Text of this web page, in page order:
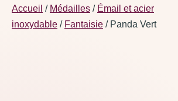
Accueil / Médailles / Émail et acier
inoxydable / Fantaisie / Panda Vert